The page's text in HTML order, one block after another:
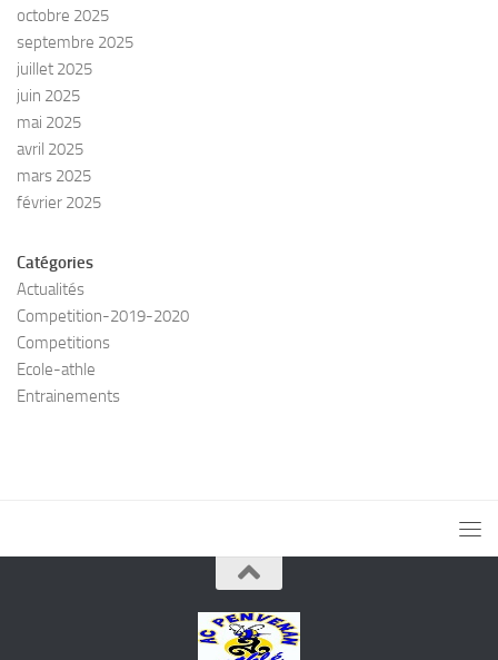
octobre 2025
septembre 2025
juillet 2025
juin 2025
mai 2025
avril 2025
mars 2025
février 2025
Catégories
Actualités
Competition-2019-2020
Competitions
Ecole-athle
Entrainements